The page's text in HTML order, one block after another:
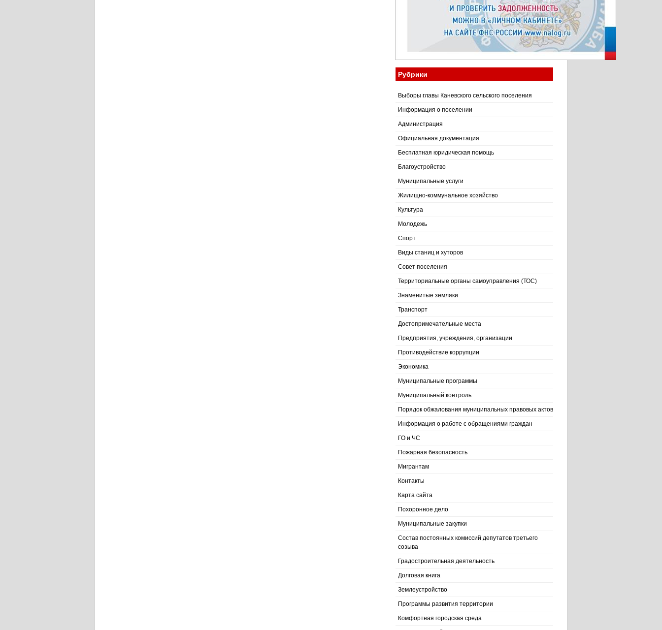
Рубрики
Выборы главы Каневского сельского поселения
Информация о поселении
Администрация
Официальная документация
Бесплатная юридическая помощь
Благоустройство
Муниципальные услуги
Жилищно-коммунальное хозяйство
Культура
Молодежь
Спорт
Виды станиц и хуторов
Совет поселения
Территориальные органы самоуправления (ТОС)
Знаменитые земляки
Транспорт
Достопримечательные места
Предприятия, учреждения, организации
Противодействие коррупции
Экономика
Муниципальные программы
Муниципальный контроль
Порядок обжалования муниципальных правовых актов
Информация о работе с обращениями граждан
ГО и ЧС
Пожарная безопасность
Мигрантам
Контакты
Карта сайта
Похоронное дело
Муниципальные закупки
Состав постоянных комиссий депутатов третьего
созыва
Градостроительная деятельность
Долговая книга
Землеустройство
Программы развития территории
Комфортная городская среда